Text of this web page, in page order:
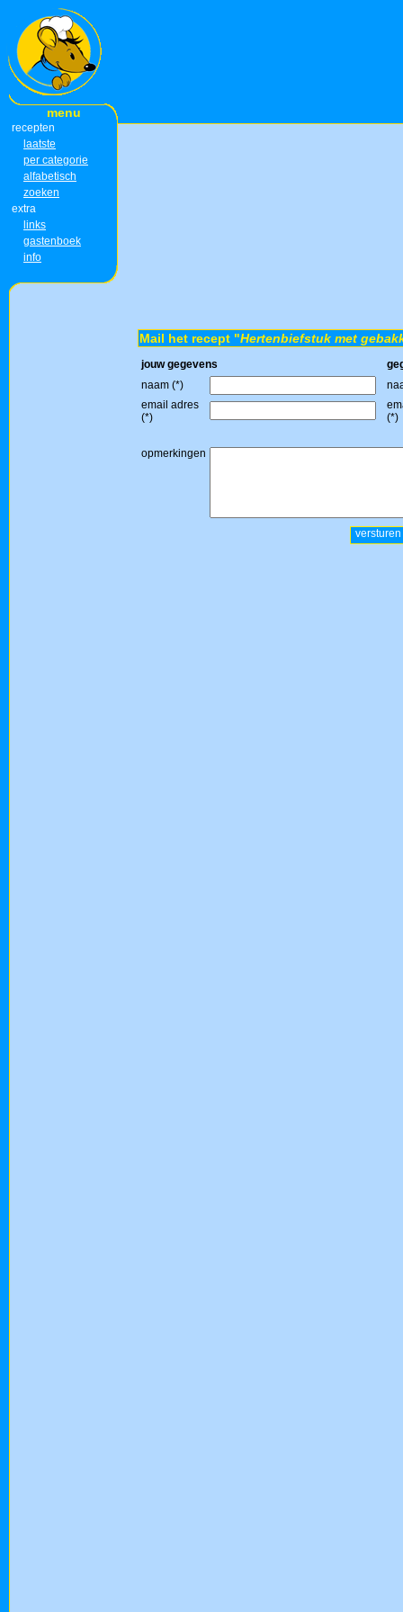
menu
recepten
laatste
per categorie
alfabetisch
zoeken
extra
links
gastenboek
info
Mail het recept "Hertenbiefstuk met
jouw gegevens
naam (*)
email adres
(*)
(*)
opmerkingen